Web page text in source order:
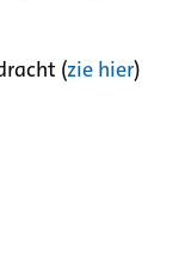
(zie hier)